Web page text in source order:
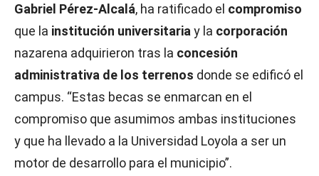
Gabriel Pérez-Alcalá, ha ratificado el compromiso
que la institución universitaria y la corporación
nazarena adquirieron tras la concesión
administrativa de los terrenos donde se edificó el
campus. “Estas becas se enmarcan en el
compromiso que asumimos ambas instituciones
y que ha llevado a la Universidad Loyola a ser un
motor de desarrollo para el municipio”.